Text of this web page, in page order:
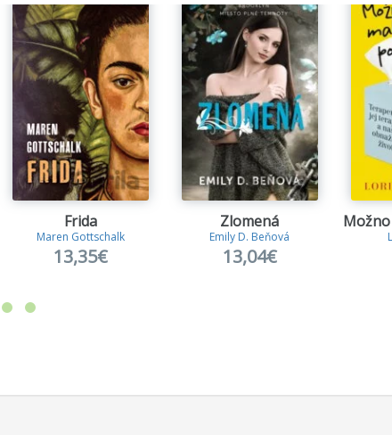
Frida
Maren Gottschalk
13,35€
Zlomená
Emily D. Beňová
13,04€